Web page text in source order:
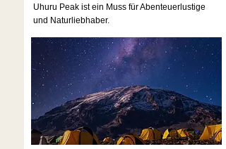
Uhuru Peak ist ein Muss für Abenteuerlustige
und Naturliebhaber.